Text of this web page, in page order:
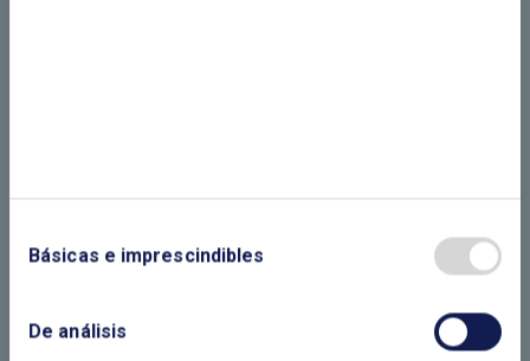
Básicas e imprescindibles
De análisis
FORMULARIO